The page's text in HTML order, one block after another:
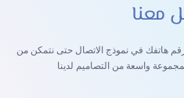
معنا
هاتفك في نموذج الاتصال حتى نتمكن من